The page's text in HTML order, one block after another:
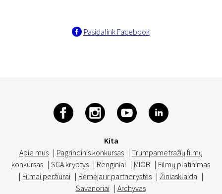
Pasidalink Facebook
Kita
Apie mus | Pagrindinis konkursas | Trumpametražių filmų
konkursas | SCA kryptys | Renginiai | MIOB | Filmų platinimas
| Filmai peržiūrai | Rėmėjai ir partnerystės | Žiniasklaida |
Savanoriai | Archyvas